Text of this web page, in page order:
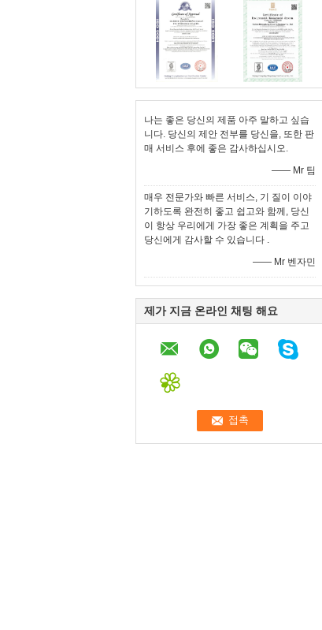
나는 좋은 당신의 제품 아주 말하고 싶습
니다. 당신의 제안 전부를 당신을, 또한 판
매 서비스 후에 좋은 감사하십시오.
—— Mr 팀
매우 전문가와 빠른 서비스, 기 질이 이야
기하도록 완전히 좋고 쉽고와 함께, 당신
이 항상 우리에게 가장 좋은 계획을 주고
당신에게 감사할 수 있습니다 .
—— Mr 벤자민
제가 지금 온라인 채팅 해요